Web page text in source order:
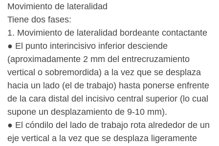
Movimiento de lateralidad
Tiene dos fases:
1. Movimiento de lateralidad bordeante contactante
● El punto interincisivo inferior desciende
(aproximadamente 2 mm del entrecruzamiento
vertical o sobremordida) a la vez que se desplaza
hacia un lado (el de trabajo) hasta ponerse enfrente
de la cara distal del incisivo central superior (lo cual
supone un desplazamiento de 9-10 mm).
● El cóndilo del lado de trabajo rota alrededor de un
eje vertical a la vez que se desplaza ligeramente